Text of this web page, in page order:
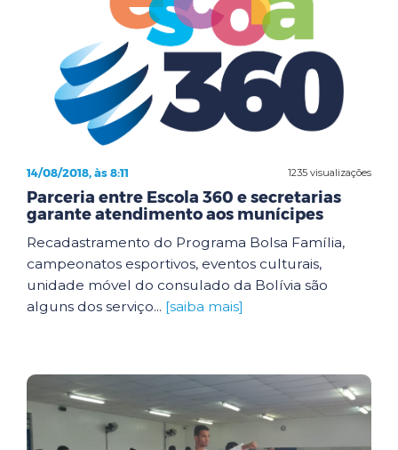
1235 visualizações
14/08/2018, às 8:11
Parceria entre Escola 360 e secretarias
garante atendimento aos munícipes
Recadastramento do Programa Bolsa Família,
campeonatos esportivos, eventos culturais,
unidade móvel do consulado da Bolívia são
alguns dos serviço... [saiba mais]